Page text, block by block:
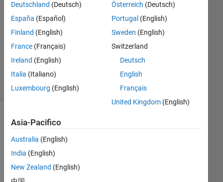
accettata
Aggiornato
2 Nov
6
Visualizzazioni
(30 giorni)
Deutschland (Deutsch)
España (Español)
Finland (English)
France (Français)
Ireland (English)
Italia (Italiano)
Luxembourg (English)
Österreich (Deutsch)
Portugal (English)
Sweden (English)
Switzerland
Deutsch
English
Français
United Kingdom(English)
Asia-Pacifico
Australia (English)
India (English)
New Zealand (English)